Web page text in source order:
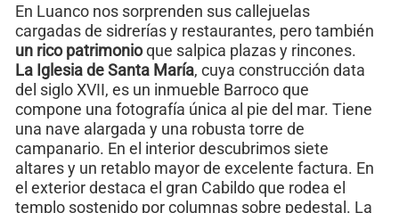
En Luanco nos sorprenden sus callejuelas
cargadas de sidrerías y restaurantes, pero también
un rico patrimonioque salpica plazas y rincones.
La Iglesia de Santa María, cuya construcción data
del siglo XVII, es un inmueble Barroco que
compone una fotografía única al pie del mar. Tiene
una nave alargada y una robusta torre de
campanario. En el interior descubrimos siete
altares y un retablo mayor de excelente factura. En
el exterior destaca el gran Cabildo que rodea el
templo sostenido por columnas sobre pedestal. La